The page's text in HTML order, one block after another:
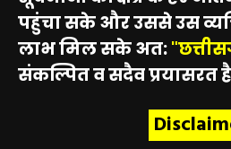
पहुंचा सके और उससे उस
लाभ मिल सके अत:
संकल्पित व सदैव प्रयासरत है